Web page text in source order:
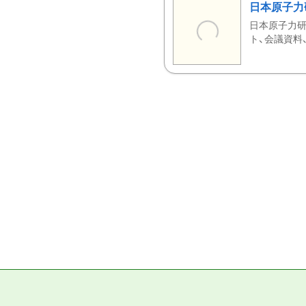
日本原子
日本原子力
ト、会議資